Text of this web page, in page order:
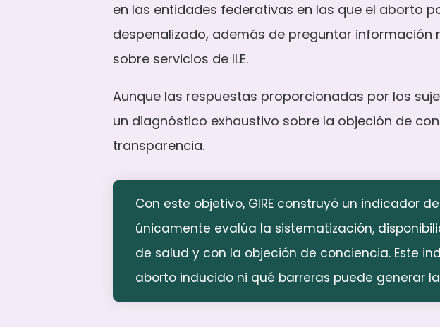
en las entidades federativas en las que el aborto
despenalizado, además de preguntar información
sobre servicios de ILE.
Aunque las respuestas proporcionadas por los
un diagnóstico exhaustivo sobre la objeción de
transparencia.
Con este objetivo, GIRE construyó un indicador
únicamente evalúa la sistematización,
de salud y con la objeción de conciencia. Este
aborto inducido ni qué barreras puede generar